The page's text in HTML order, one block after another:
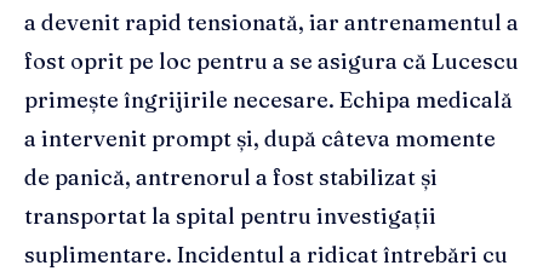
a devenit rapid tensionată, iar antrenamentul a
fost oprit pe loc pentru a se asigura că Lucescu
primește îngrijirile necesare. Echipa medicală
a intervenit prompt și, după câteva momente
de panică, antrenorul a fost stabilizat și
transportat la spital pentru investigații
suplimentare. Incidentul a ridicat întrebări cu